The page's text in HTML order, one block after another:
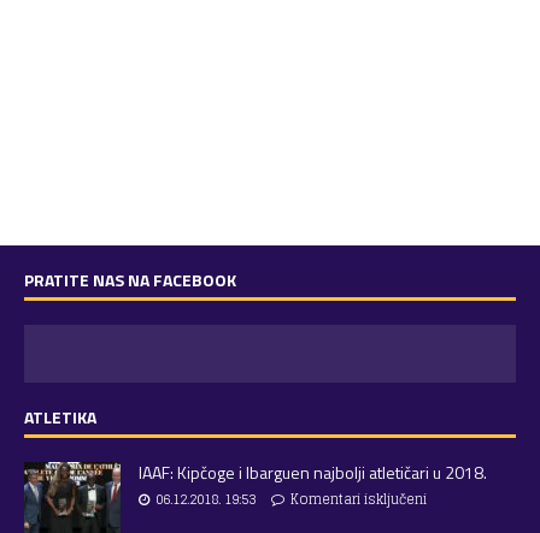
PRATITE NAS NA FACEBOOK
ATLETIKA
IAAF: Kipčoge i Ibarguen najbolji atletičari u 2018.
06.12.2018. 19:53 Komentari isključeni